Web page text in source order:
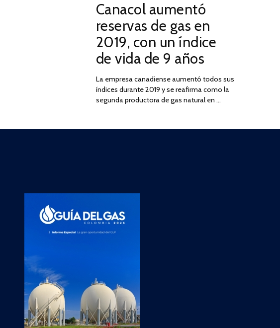
ON
2025
Canacol aumentó
reservas de gas en
2019, con un índice
de vida de 9 años
La empresa canadiense aumentó todos sus
índices durante 2019 y se reafirma como la
segunda productora de gas natural en …